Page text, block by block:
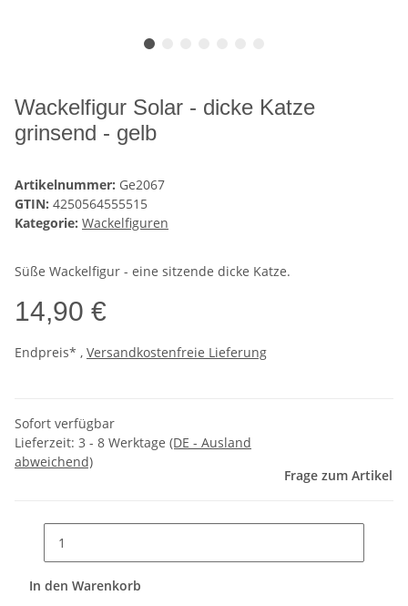
Wackelfigur Solar - dicke Katze
grinsend - gelb
Artikelnummer: Ge2067
GTIN: 4250564555515
Kategorie: Wackelfiguren
Süße Wackelfigur - eine sitzende dicke Katze.
14,90 €
Endpreis* , Versandkostenfreie Lieferung
Sofort verfügbar
Lieferzeit: 3 - 8 Werktage (DE - Ausland
abweichend)
Frage zum Artikel
In den Warenkorb